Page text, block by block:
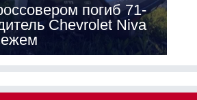
погиб 71-
Chevrolet Niva